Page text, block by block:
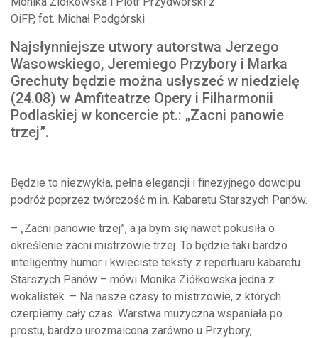
OiFP, fot. Michał Podgórski
Najsłynniejsze utwory autorstwa Jerzego
Wasowskiego, Jeremiego Przybory i Marka
Grechuty będzie można usłyszeć w niedzielę
(24.08) w Amfiteatrze Opery i Filharmonii
Podlaskiej w koncercie pt.: „Zacni panowie
trzej”.
Będzie to niezwykła, pełna elegancji i finezyjnego dowcipu
podróż poprzez twórczość m.in. Kabaretu Starszych Panów.
– „Zacni panowie trzej”, a ja bym się nawet pokusiła o
określenie zacni mistrzowie trzej. To będzie taki bardzo
inteligentny humor i kwieciste teksty z repertuaru kabaretu
Starszych Panów – mówi Monika Ziółkowska jedna z
wokalistek. – Na nasze czasy to mistrzowie, z których
czerpiemy cały czas. Warstwa muzyczna wspaniała po
prostu, bardzo urozmaicona zarówno u Przybory,